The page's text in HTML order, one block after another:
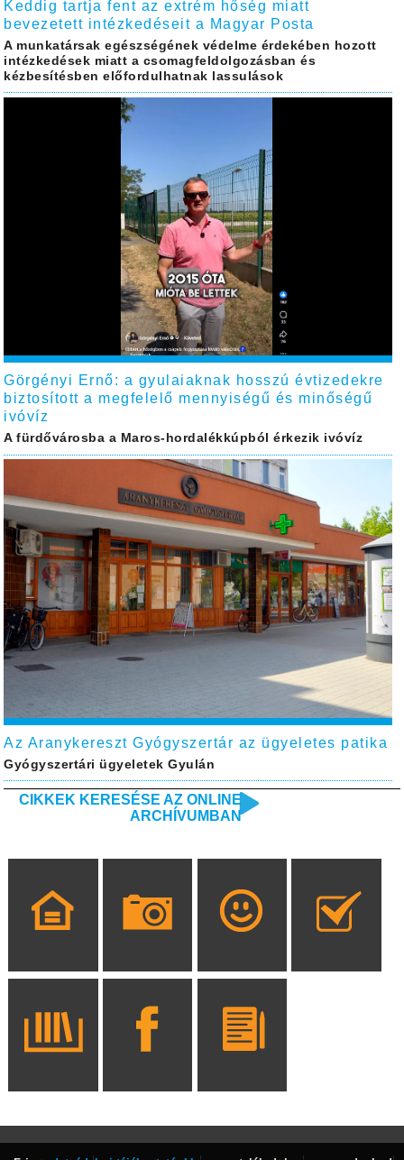
Keddig tartja fent az extrém hőség miatt
bevezetett intézkedéseit a Magyar Posta
A munkatársak egészségének védelme érdekében hozott
intézkedések miatt a csomagfeldolgozásban és
kézbesítésben előfordulhatnak lassulások
Görgényi Ernő: a gyulaiaknak hosszú évtizedekre
biztosított a megfelelő mennyiségű és minőségű
ivóvíz
A fürdővárosba a Maros-hordalékkúpból érkezik ivóvíz
Az Aranykereszt Gyógyszertár az ügyeletes patika
Gyógyszertári ügyeletek Gyulán
CIKKEK KERESÉSE AZ ONLINE
ARCHÍVUMBAN